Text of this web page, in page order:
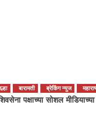
बारामती ब्रेकिंग न्युज
पक्षाच्या सोशल मीडियाच्या